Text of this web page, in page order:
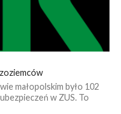
małopolskim było 102
w ZUS. To